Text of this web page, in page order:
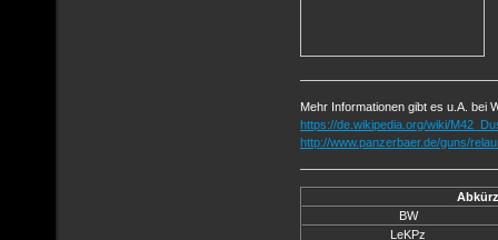
Mehr Informationen gibt es u.A. bei
https://de.wikipedia.org/wiki/
http://www.panzerbaer.de/guns/
BW
LeKPz